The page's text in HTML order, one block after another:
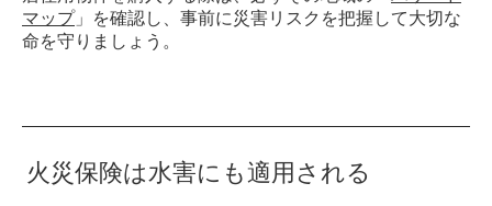
マップ」を確認し、事前に災害リスクを把握して大切な
命を守りましょう。
火災保険は水害にも適用される